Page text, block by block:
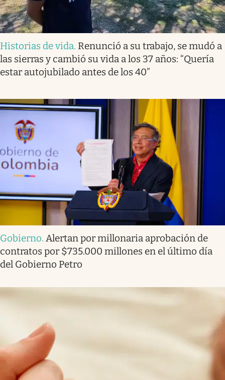
Historias de vida. Renunció a su trabajo, se mudó a
las sierras y cambió su vida a los 37 años: “Quería
estar autojubilado antes de los 40”
Gobierno. Alertan por millonaria aprobación de
contratos por $735.000 millones en el último día
del Gobierno Petro